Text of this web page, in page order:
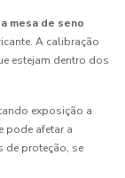
mesa de seno
A calibração
estejam dentro dos
exposição a
pode afetar a
de proteção, se